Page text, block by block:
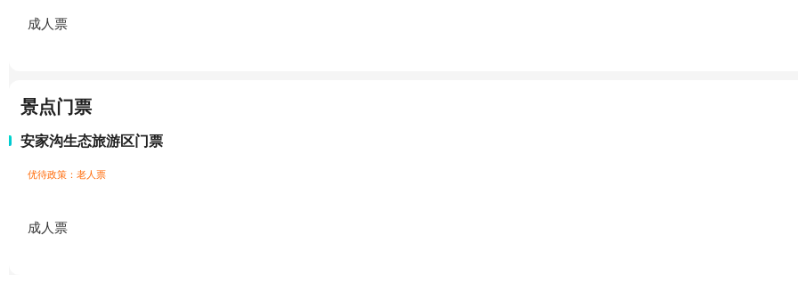
成人票
景点门票
安家沟生态旅游区门票
优待政策：老人票
成人票